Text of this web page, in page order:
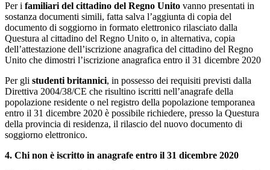
Per i familiari del cittadino del Regno Unito vanno presentati in
sostanza documenti simili, fatta salva l’aggiunta di copia del
documento di soggiorno in formato elettronico rilasciato dalla
Questura al cittadino del Regno Unito o, in alternativa, copia
dell’attestazione dell’iscrizione anagrafica del cittadino del Regno
Unito che dimostri l’iscrizione anagrafica entro il 31 dicembre 2020
Per gli studenti britannici, in possesso dei requisiti previsti dalla
Direttiva 2004/38/CE che risultino iscritti nell’anagrafe della
popolazione residente o nel registro della popolazione temporanea
entro il 31 dicembre 2020 è possibile richiedere, presso la Questura
della provincia di residenza, il rilascio del nuovo documento di
soggiorno elettronico.
4. Chi non è iscritto in anagrafe entro il 31 dicembre 2020